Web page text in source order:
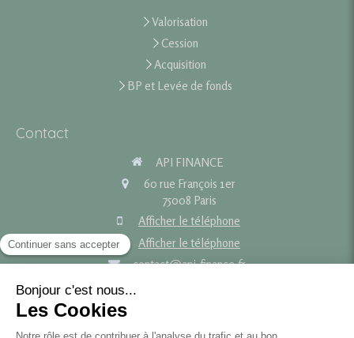
Valorisation
Cession
Acquisition
BP et Levée de fonds
Contact
API FINANCE
60 rue François 1er
75008 Paris
Afficher le téléphone
Afficher le téléphone
contact@api-finance.fr